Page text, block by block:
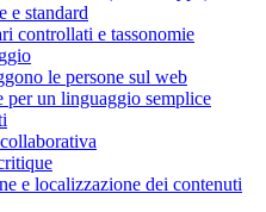
e standard
controllati e tassonomie
le persone sul web
per un linguaggio semplice
e localizzazione dei contenuti